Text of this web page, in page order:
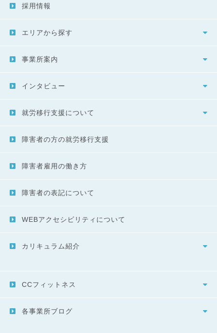
採用情報
エリアから探す
事業所案内
インタビュー
就労移行支援について
障害者の方の就労移行支援
障害者雇用の働き方
障害者の表記について
WEBアクセシビリティについて
カリキュラム紹介
CCフィットネス
各事業所ブログ